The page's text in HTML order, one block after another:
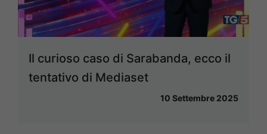
Il curioso caso di Sarabanda, ecco il
tentativo di Mediaset
10 Settembre 2025